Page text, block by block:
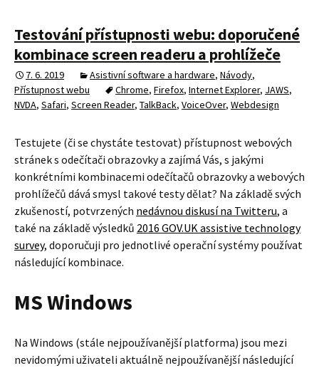
Testování přístupnosti webu: doporučené
kombinace screen readeru a prohlížeče
7. 6. 2019 Asistivní software a hardware, Návody,
Přístupnost webu
Chrome, Firefox, Internet Explorer, JAWS,
NVDA, Safari, Screen Reader, TalkBack, VoiceOver, Webdesign
Testujete (či se chystáte testovat) přístupnost webových
stránek s odečítači obrazovky a zajímá Vás, s jakými
konkrétními kombinacemi odečítačů obrazovky a webových
prohlížečů dává smysl takové testy dělat? Na základě svých
zkušeností, potvrzených nedávnou diskusí na Twitteru, a
také na základě výsledků 2016 GOV.UK assistive technology
survey, doporučuji pro jednotlivé operační systémy používat
následující kombinace.
MS Windows
Na Windows (stále nejpoužívanější platforma) jsou mezi
nevidomými uživateli aktuálně nejpoužívanější následující